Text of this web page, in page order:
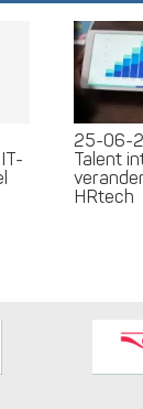
25-06-
Talent
HRtech